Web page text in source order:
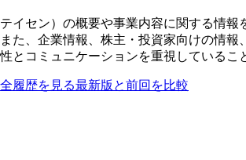
イセン）の概要や事業内容に関する情
た、企業情報、株主・投資家向けの情
とコミュニケーションを重視しているこ
全履歴を見る最新版と前回を比較